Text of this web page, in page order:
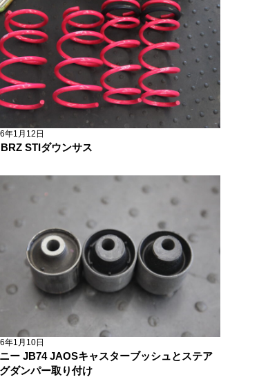
年1月12日
STIダウンサス
年1月10日
ー JB74 JAOSキャスターブッシュとステア
ダンパー取り付け